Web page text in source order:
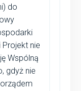
do
Projekt nie
Wspólną
gdyż nie